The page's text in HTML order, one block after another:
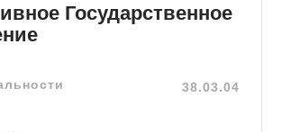
Государственное
38.03.04